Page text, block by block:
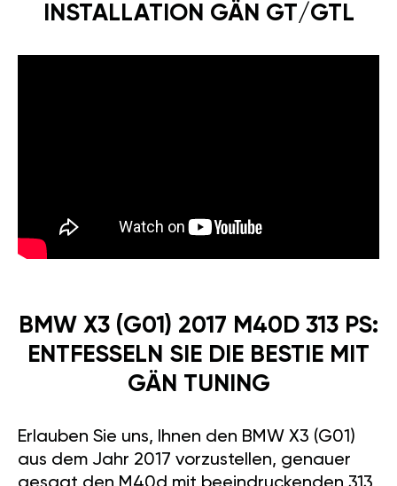
INSTALLATION GÄN GT/GTL
BMW X3 (G01) 2017 M40D 313 PS:
ENTFESSELN SIE DIE BESTIE MIT
GÄN TUNING
Erlauben Sie uns, Ihnen den BMW X3 (G01)
aus dem Jahr 2017 vorzustellen, genauer